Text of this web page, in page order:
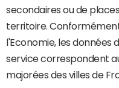
secondaires ou de
territoire.
l'Economie, les données
service correspondent
majorées des villes de